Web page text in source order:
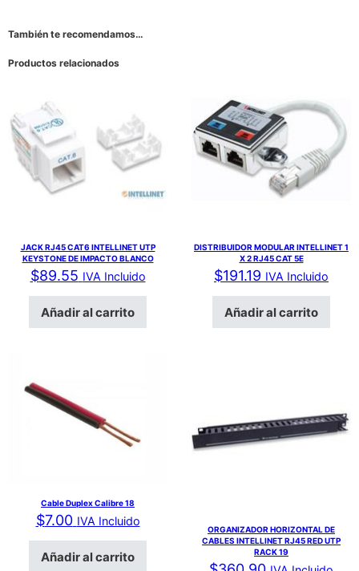
También te recomendamos…
Productos relacionados
JACK RJ45 CAT6 INTELLINET UTP
KEYSTONE DE IMPACTO BLANCO
$89.55 IVA Incluido
Añadir al carrito
DISTRIBUIDOR MODULAR INTELLINET 1
X 2 RJ45 CAT 5E
$191.19 IVA Incluido
Añadir al carrito
Cable Duplex Calibre 18
$7.00 IVA Incluido
Añadir al carrito
ORGANIZADOR HORIZONTAL DE
CABLES INTELLINET RJ45 RED UTP
RACK 19